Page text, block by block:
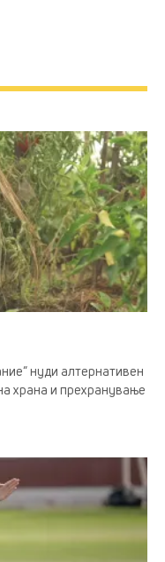
нуди алтернативен
храна и прехранување